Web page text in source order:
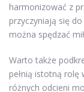
harmonizować z
przyczyniają się
można spędzać
Warto także
pełnią istotną rolę
różnych odcieni